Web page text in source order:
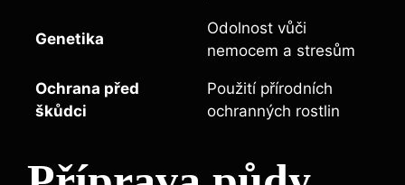
Genetika
Odolnost vůči
⁤nemocem a stresům
Ochrana‌ před
škůdci
Použití přírodních
ochranných rostlin